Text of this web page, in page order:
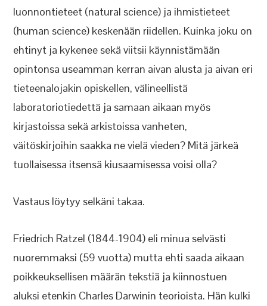
luonnontieteet (natural science) ja ihmistieteet
(human science) keskenään riidellen. Kuinka joku on
ehtinyt ja kykenee sekä viitsii käynnistämään
opintonsa useamman kerran aivan alusta ja aivan eri
tieteenalojakin opiskellen, välineellistä
laboratoriotiedettä ja samaan aikaan myös
kirjastoissa sekä arkistoissa vanheten,
väitöskirjoihin saakka ne vielä vieden? Mitä järkeä
tuollaisessa itsensä kiusaamisessa voisi olla?
Vastaus löytyy selkäni takaa.
Friedrich Ratzel (1844-1904) eli minua selvästi
nuoremmaksi (59 vuotta) mutta ehti saada aikaan
poikkeuksellisen määrän tekstiä ja kiinnostuen
aluksi etenkin Charles Darwinin teorioista. Hän kulki